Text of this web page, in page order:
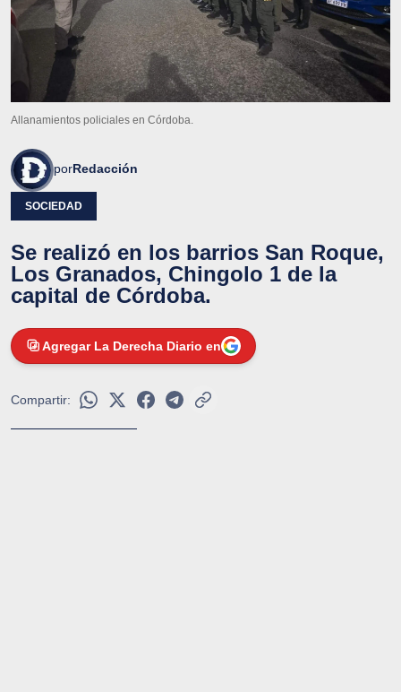
Allanamientos policiales en Córdoba.
porRedacción
SOCIEDAD
Se realizó en los barrios San Roque,
Los Granados, Chingolo 1 de la
capital de Córdoba.
Agregar La Derecha Diario en
Compartir: